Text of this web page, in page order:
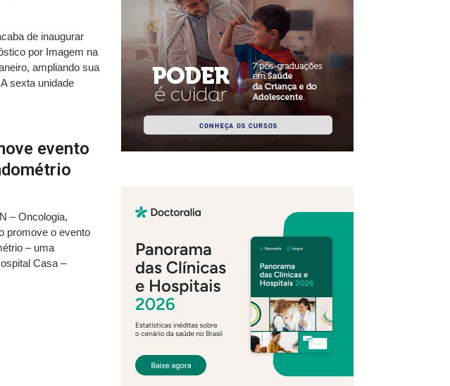
de inaugurar
por Imagem na
ampliando sua
sexta unidade
evento
– Oncologia,
promove o evento
– uma
Casa –